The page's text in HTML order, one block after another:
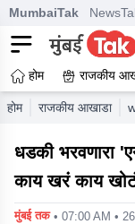
MumbaiTak
होम राजकीय
होम राजकीय आखाडा
धडकी भरवणारा
काय खरं काय
मुंबई तक • 07:00 AM •